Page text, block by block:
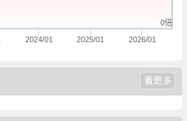
2024/01 2025/01 2026/01
0倍